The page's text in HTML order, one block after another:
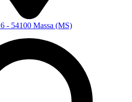
- 54100 Massa (MS)